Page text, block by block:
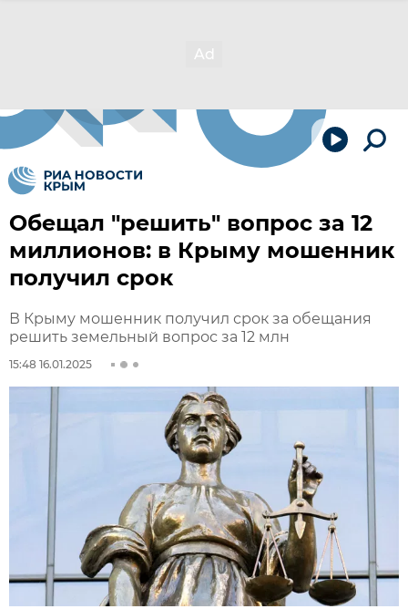
Обещал "решить" вопрос за 12
миллионов: в Крыму мошенник
получил срок
В Крыму мошенник получил срок за обещания
решить земельный вопрос за 12 млн
15:48 16.01.2025